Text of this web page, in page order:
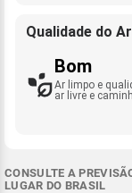
Qualidade do Ar
Bom
Ar limpo e
ar livre e
CONSULTE A
LUGAR DO BRASIL